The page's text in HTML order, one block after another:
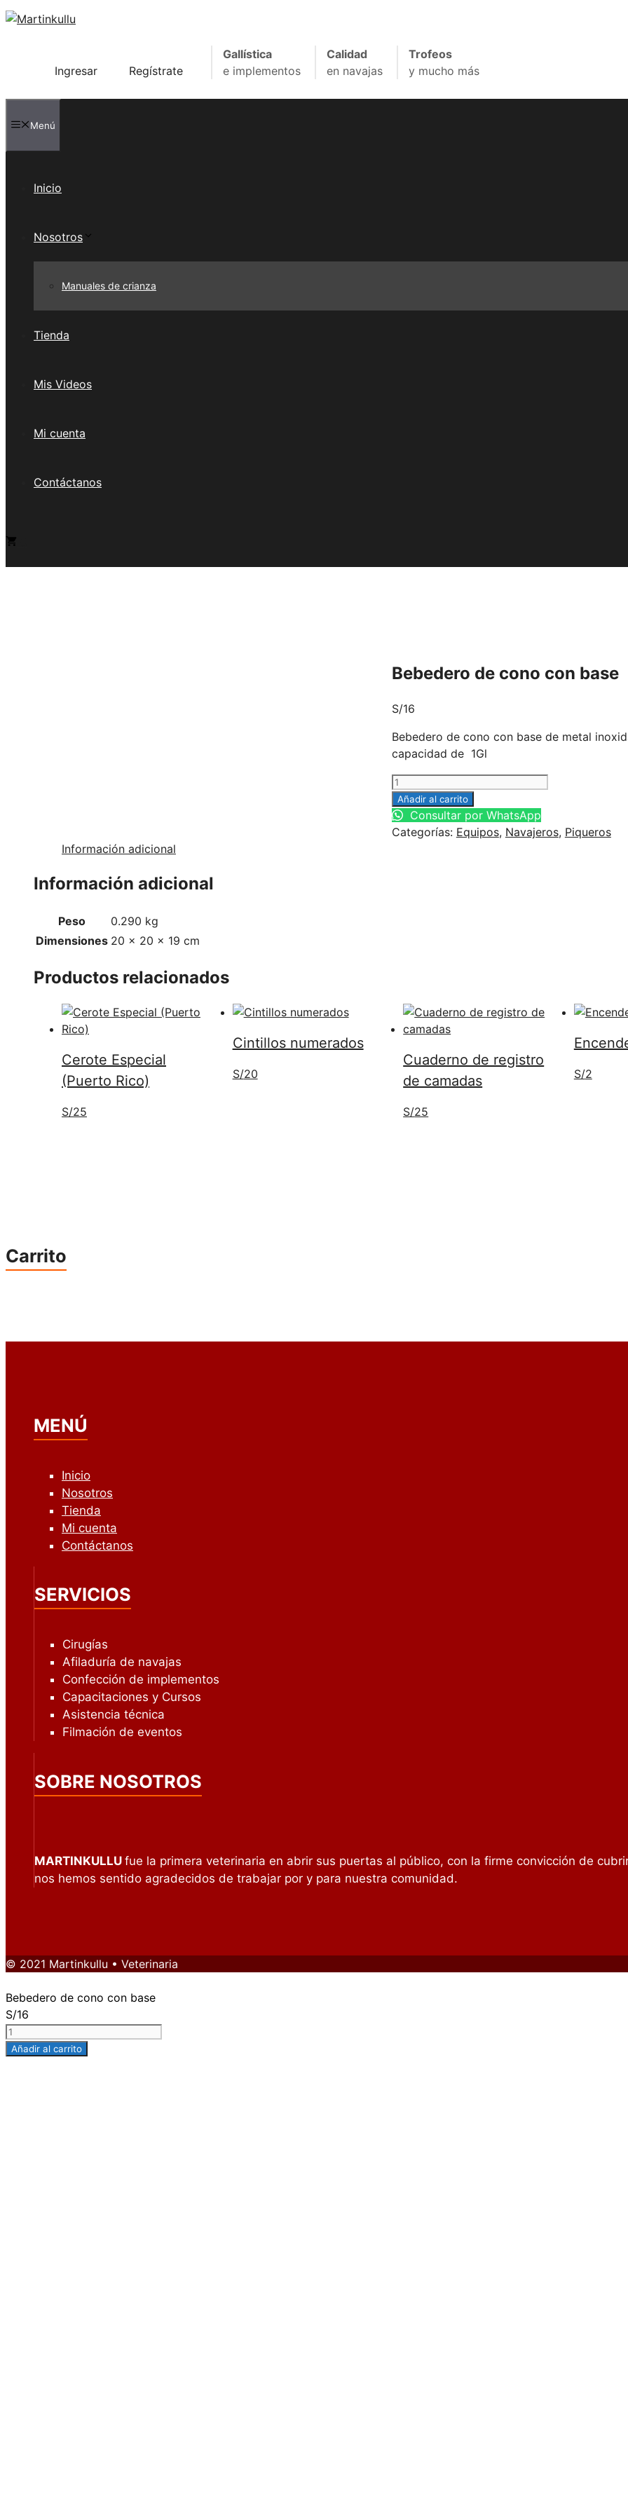
Saltar
Ingresar
Regístrate
Gallística
e implementos
Calidad
en navajas
Trofeos
y mucho más
Menú
Inicio
Nosotros
Manuales de crianza
Tienda
Mis Videos
Mi cuenta
Contáctanos
Bebedero de cono con base
S/16
Bebedero de cono con base de metal
capacidad de 1Gl
Bebedero
de
cono
con
Añadir al carrito
Consultar por WhatsApp
Categorías: Equipos, Navajeros, Piqueros
Información adicional
Información adicional
Peso
0.290 kg
Dimensiones 20 × 20 × 19 cm
Productos relacionados
Cerote Especial
(Puerto Rico)
S/25
Cintillos numerados
S/20
Cuaderno de registro
de camadas
S/25
S/2
Carrito
MENÚ
Inicio
Nosotros
Tienda
Mi cuenta
Contáctanos
SERVICIOS
Cirugías
Afiladuría de navajas
Confección de implementos
Capacitaciones y Cursos
Asistencia técnica
Filmación de eventos
SOBRE NOSOTROS
MARTINKULLU fue la primera veterinaria en abrir sus puertas al público, con la firme convicción de
nos hemos sentido agradecidos de trabajar por y para nuestra comunidad.
© 2021 Martinkullu • Veterinaria
Bebedero de cono con base
S/16
Bebedero
deAñadir al carrito